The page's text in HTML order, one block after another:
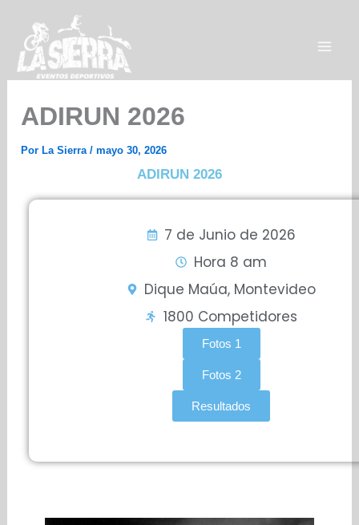
contenido
ADIRUN 2026
PorLa Sierra/mayo 30, 2026
ADIRUN 2026
7 de Junio de 2026
Hora 8 am
Dique Maúa, Montevideo
1800 Competidores
Fotos 1
Fotos 2
Resultados